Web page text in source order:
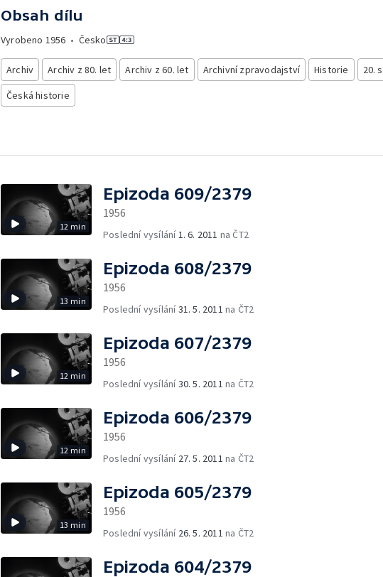
Obsah dílu
Vyrobeno 1956 • Česko
Archiv Archiv z 80. let Archiv z 60. let Archivní zpravodajství Historie
20.
Česká historie
12 min
Epizoda 609/2379
1956
Poslední vysílání 1. 6. 2011 na ČT2
13 min
Epizoda 608/2379
1956
Poslední vysílání31. 5. 2011 na ČT2
12 min
Epizoda 607/2379
1956
Poslední vysílání30. 5. 2011 na ČT2
12 min
Epizoda 606/2379
1956
Poslední vysílání 27. 5. 2011 na ČT2
13 min
Epizoda 605/2379
1956
Poslední vysílání 26. 5. 2011 na ČT2
Epizoda 604/2379